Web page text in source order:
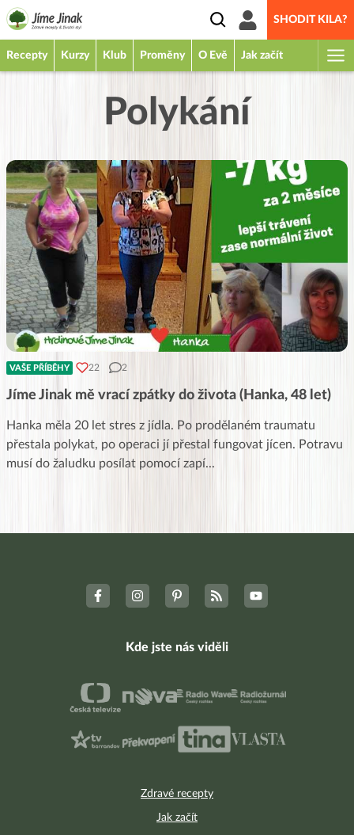
SHODIT KILA?
Recepty Kurzy Klub Proměny O Evě Jak začít
Polykání
VAŠE PŘÍBĚHY 22 2
Jíme Jinak mě vrací zpátky do života (Hanka, 48 let)
Hanka měla 20 let stres z jídla. Po prodělaném traumatu
přestala polykat, po operaci jí přestal fungovat jícen. Potravu
musí do žaludku posílat pomocí zapí...
Zdravé recepty
Jak začít
Kde jste nás viděli